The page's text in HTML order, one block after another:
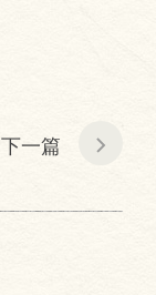
下一篇